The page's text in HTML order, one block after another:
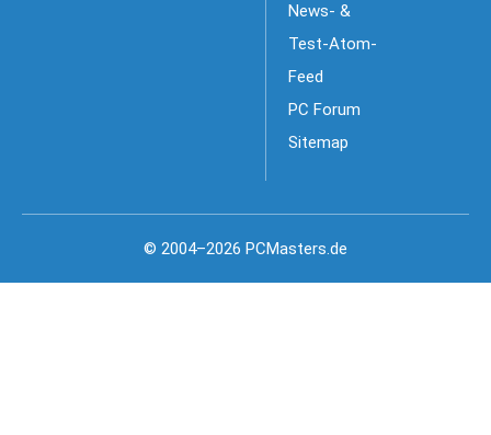
News- &
Test-Atom-
Feed
PC Forum
Sitemap
© 2004–2026 PCMasters.de